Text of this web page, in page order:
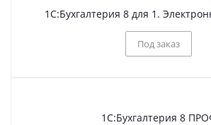
1С:Бухгалтерия 8 для 1.
Под заказ
1С:Бухгалтерия 8